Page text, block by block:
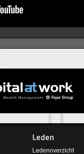
Leden
Ledenoverzicht